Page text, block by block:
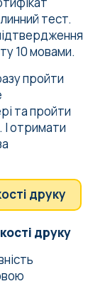
тест.
10 мовами.
пройти
та пройти
отримати
друку
друку